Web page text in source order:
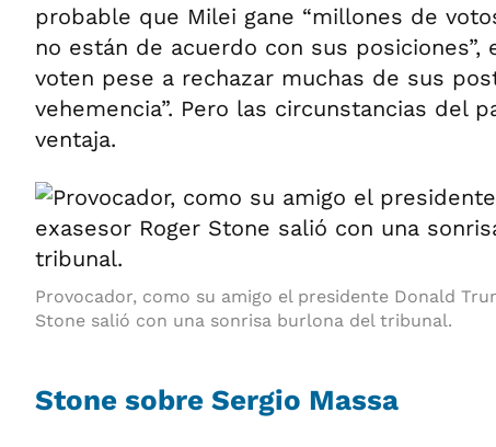
probable que Milei gane “millones de
no están de acuerdo con sus posiciones”,
voten pese a rechazar muchas de sus
vehemencia”. Pero las circunstancias del
ventaja.
Provocador, como su amigo el presidente Donald
Stone salió con una sonrisa burlona del tribunal.
Stone sobre Sergio Massa